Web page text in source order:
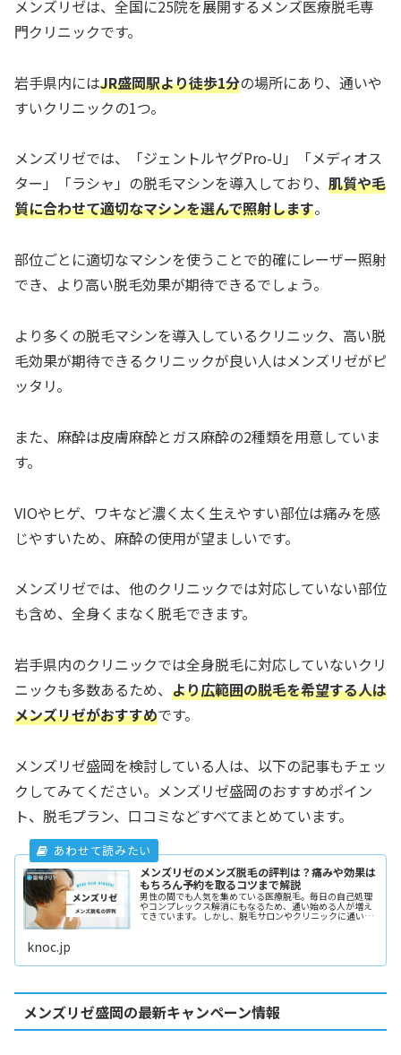
メンズリゼは、全国に25院を展開するメンズ医療脱毛専
門クリニックです。
岩手県内にはJR盛岡駅より徒歩1分の場所にあり、通いや
すいクリニックの1つ。
メンズリゼでは、「ジェントルヤグPro-U」「メディオス
ター」「ラシャ」の脱毛マシンを導入しており、 肌質や毛
質に合わせて適切なマシンを選んで照射します。
部位ごとに適切なマシンを使うことで的確にレーザー照射
でき、より高い脱毛効果が期待できるでしょう。
より多くの脱毛マシンを導入しているクリニック、高い脱
毛効果が期待できるクリニックが良い人はメンズリゼがピ
ッタリ。
また、麻酔は皮膚麻酔とガス麻酔の2種類を用意していま
す。
VIOやヒゲ、ワキなど濃く太く生えやすい部位は痛みを感
じやすいため、麻酔の使用が望ましいです。
メンズリゼでは、他のクリニックでは対応していない部位
も含め、全身くまなく脱毛できます。
岩手県内のクリニックでは全身脱毛に対応していないクリ
ニックも多数あるため、 より広範囲の脱毛を希望する人は
メンズリゼがおすすめです。
メンズリゼ盛岡を検討している人は、以下の記事もチェッ
クしてみてください。メンズリゼ盛岡のおすすめポイン
ト、脱毛プラン、口コミなどすべてまとめています。
メンズリゼのメンズ脱毛の評判は？痛みや効果は
もちろん予約を取るコツまで解説
男性の間でも人気を集めている医療脱毛。毎日の自己処理
やコンプレックス解消にもなるため、通い始める人が増え
てきています。 しかし、脱毛サロンやクリニックに通いた
knoc.jp
メンズリゼ盛岡の最新キャンペーン情報